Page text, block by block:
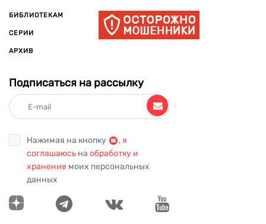
БИБЛИОТЕКАМ
СЕРИИ
АРХИВ
Подписаться на рассылку
Нажимая на кнопку , я
соглашаюсь на обработку и
хранение моих персональных
данных